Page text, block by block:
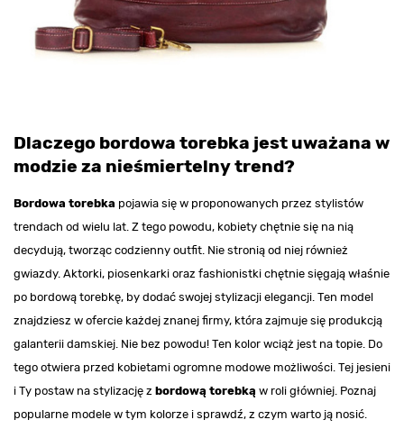
Dlaczego bordowa torebka jest uważana w
modzie za nieśmiertelny trend?
Bordowa torebka pojawia się w proponowanych przez stylistów
trendach od wielu lat. Z tego powodu, kobiety chętnie się na nią
decydują, tworząc codzienny outfit. Nie stronią od niej również
gwiazdy. Aktorki, piosenkarki oraz fashionistki chętnie sięgają właśnie
po bordową torebkę, by dodać swojej stylizacji elegancji. Ten model
znajdziesz w ofercie każdej znanej firmy, która zajmuje się produkcją
galanterii damskiej. Nie bez powodu! Ten kolor wciąż jest na topie. Do
tego otwiera przed kobietami ogromne modowe możliwości. Tej jesieni
i Ty postaw na stylizację z bordową torebką w roli główniej. Poznaj
popularne modele w tym kolorze i sprawdź, z czym warto ją nosić.